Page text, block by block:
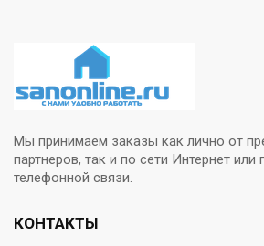
Мы принимаем заказы как лично от
партнеров, так и по сети Интернет или
телефонной связи.
КОНТАКТЫ